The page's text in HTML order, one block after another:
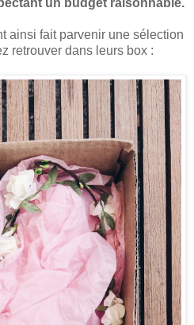
ainsi fait parvenir une sélection
retrouver dans leurs box :